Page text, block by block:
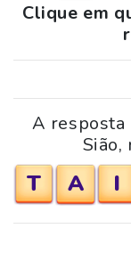
Clique em
A resposta
Sião,
T A I